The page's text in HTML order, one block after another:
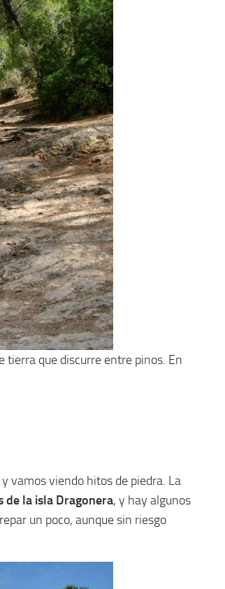
tierra que discurre entre pinos. En
vamos viendo hitos de piedra. La
de la isla Dragonera, y hay algunos
un poco, aunque sin riesgo